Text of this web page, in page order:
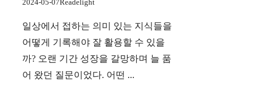
2024-05-07Readelight
일상에서 접하는 의미 있는 지식들을
어떻게 기록해야 잘 활용할 수 있을
까? 오랜 기간 성장을 갈망하며 늘 품
어 왔던 질문이었다. 어떤 ...